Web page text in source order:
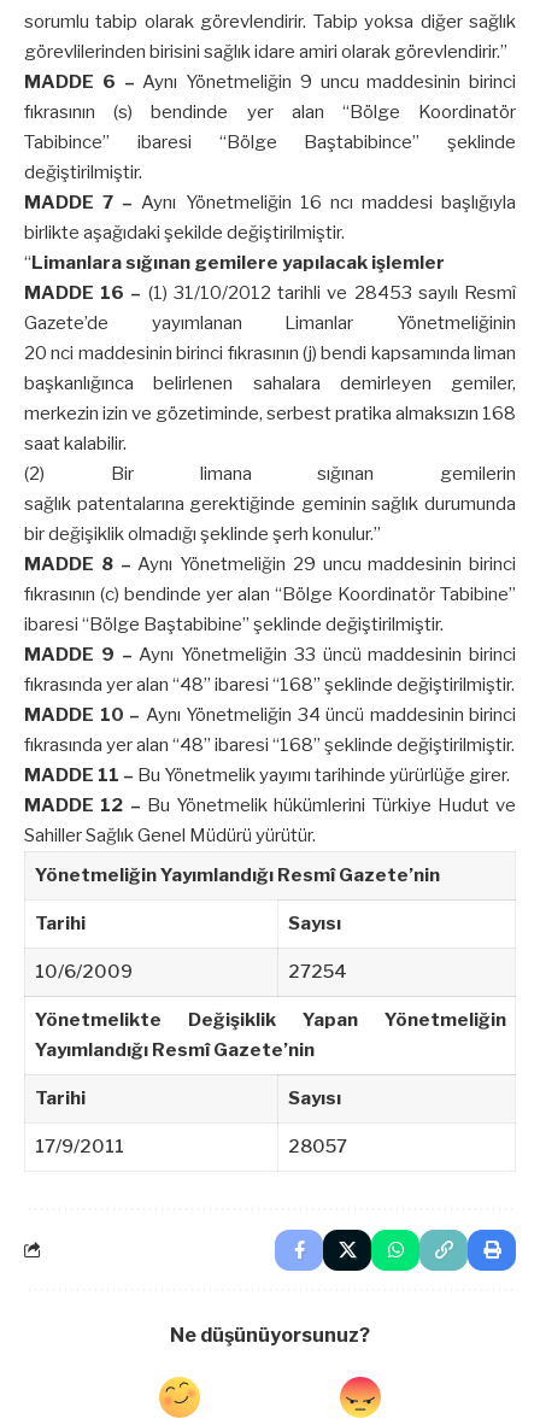
sorumlu tabip olarak görevlendirir. Tabip yoksa diğer sağlık
görevlilerinden birisini sağlık idare amiri olarak görevlendirir.”
MADDE 6 –Aynı Yönetmeliğin 9 uncu maddesinin birinci
fıkrasının (s) bendinde yer alan “Bölge Koordinatör
Tabibince” ibaresi “Bölge Baştabibince” şeklinde
değiştirilmiştir.
MADDE 7 –Aynı Yönetmeliğin 16 ncı maddesi başlığıyla
birlikte aşağıdaki şekilde değiştirilmiştir.
“Limanlara sığınan gemilere yapılacak işlemler
MADDE 16 – (1) 31/10/2012 tarihli ve 28453 sayılı Resmî
Gazete’de yayımlanan Limanlar Yönetmeliğinin
20 nci maddesinin birinci fıkrasının (j) bendi kapsamında liman
başkanlığınca belirlenen sahalara demirleyen gemiler,
merkezin izin ve gözetiminde, serbest pratika almaksızın 168
saat kalabilir.
(2) Bir limana sığınan gemilerin
sağlık patentalarına gerektiğinde geminin sağlık durumunda
bir değişiklik olmadığı şeklinde şerh konulur.”
MADDE 8 –Aynı Yönetmeliğin 29 uncu maddesinin birinci
fıkrasının (c) bendinde yer alan “Bölge Koordinatör Tabibine”
ibaresi “Bölge Baştabibine” şeklinde değiştirilmiştir.
MADDE 9 –Aynı Yönetmeliğin 33 üncü maddesinin birinci
fıkrasında yer alan “48” ibaresi “168” şeklinde değiştirilmiştir.
MADDE 10 – Aynı Yönetmeliğin 34 üncü maddesinin birinci
fıkrasında yer alan “48” ibaresi “168” şeklinde değiştirilmiştir.
MADDE 11 – Bu Yönetmelik yayımı tarihinde yürürlüğe girer.
MADDE 12 – Bu Yönetmelik hükümlerini Türkiye Hudut ve
Sahiller Sağlık Genel Müdürü yürütür.
Yönetmeliğin Yayımlandığı Resmî Gazete’nin
Tarihi Sayısı
10/6/2009 27254
Yönetmelikte Değişiklik Yapan Yönetmeliğin
Yayımlandığı Resmî Gazete’nin
Tarihi Sayısı
17/9/2011 28057
Ne düşünüyorsunuz?